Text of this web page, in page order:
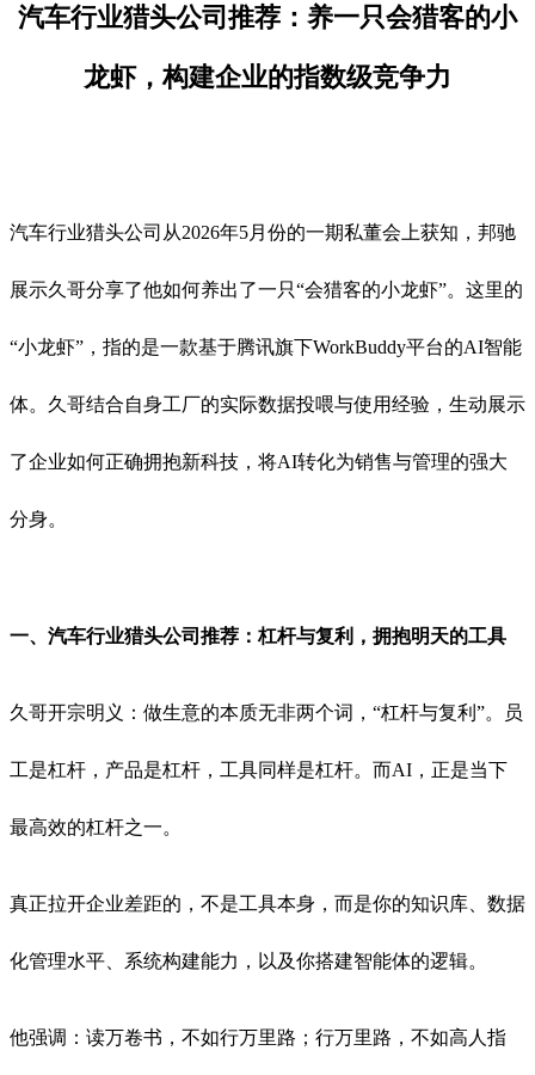
汽车行业猎头公司推荐：养一只会猎客的小
龙虾，构建企业的指数级竞争力
汽车行业猎头公司从2026年5月份的一期私董会上获知，邦驰
展示久哥分享了他如何养出了一只“会猎客的小龙虾”。 这里的
“小龙虾”，指的是一款基于腾讯旗下WorkBuddy平台的AI智能
体。久哥结合自身工厂的实际数据投喂与使用经验，生动展示
了企业如何正确拥抱新科技，将AI转化为销售与管理的强大
分身。
一、汽车行业猎头公司推荐：杠杆与复利，拥抱明天的工具
久哥开宗明义：做生意的本质无非两个词，“杠杆与复利”。员
工是杠杆，产品是杠杆，工具同样是杠杆。而AI，正是当下
最高效的杠杆之一。
真正拉开企业差距的，不是工具本身，而是你的知识库、数据
化管理水平、系统构建能力，以及你搭建智能体的逻辑。
他强调：读万卷书，不如行万里路；行万里路，不如高人指